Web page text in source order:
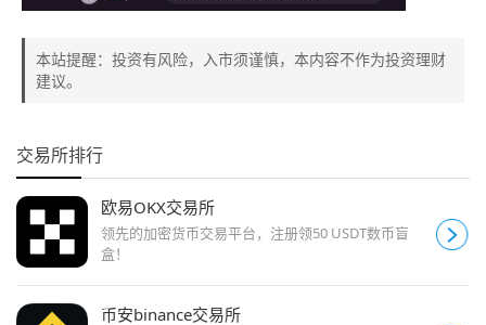
本站提醒：投资有风险，入市须谨慎，本内容不作为投资理财
建议。
交易所排行
欧易OKX交易所
领先的加密货币交易平台，注册领50 USDT数币盲
盒！
币安binance交易所